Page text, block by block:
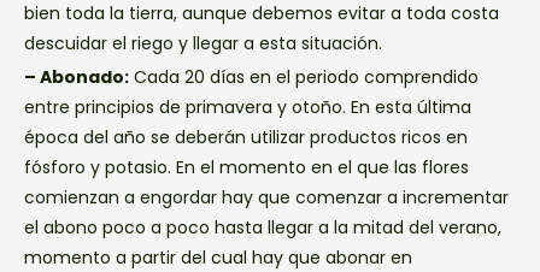
bien toda la tierra, aunque debemos evitar a toda costa
descuidar el riego y llegar a esta situación.
– Abonado: Cada 20 días en el periodo comprendido
entre principios de primavera y otoño. En esta última
época del año se deberán utilizar productos ricos en
fósforo y potasio. En el momento en el que las flores
comienzan a engordar hay que comenzar a incrementar
el abono poco a poco hasta llegar a la mitad del verano,
momento a partir del cual hay que abonar en